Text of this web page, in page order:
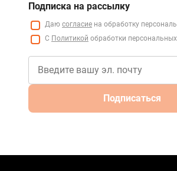
Подписка на рассылку
Даю согласие на обработку
С Политикой обработки
Подписаться